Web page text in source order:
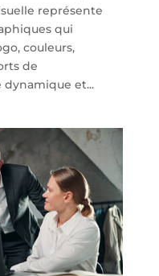
représente
qui
couleurs,
de
dynamique et...